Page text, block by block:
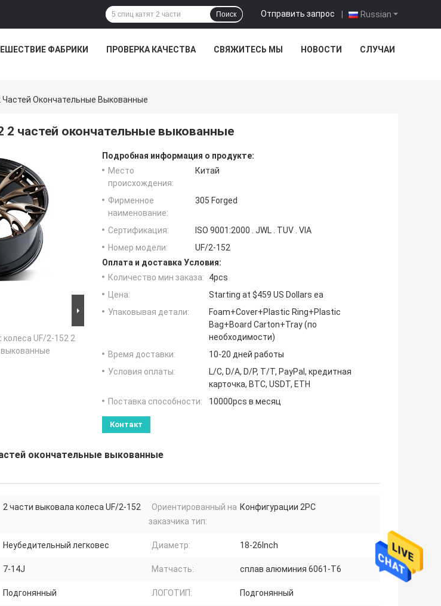
Russian
Отправить запрос |
Поиск
ФАБРИКИ ПРОВЕРКА КАЧЕСТВА СВЯЖИТЕСЬ МЫ НОВОСТИ СЛУЧАИ
Частей Окончательные Выкованные
2 частей окончательные выкованные
колеса UF/2-152 2
Подробная информация о продукте:
Место
происхождения:
Китай
Фирменное
наименование:
305 Forged
Сертификация:
ISO 9001:2000 . JWL . TUV . VIA
Номер модели:
UF/2-152
Оплата и доставка Условия:
Количество мин заказа:
4pcs
Цена:
Starting at $459 US Dollars ea
Упаковывая детали:
Foam+Cover+Plastic Ring+Plastic
Bag+Board Carton+Tray (по
необходимости)
Время доставки:
10-20 дней работы
Условия оплаты:
L/C, D/A, D/P, T/T, PayPal, кредитная
карточка, BTC, USDT, ETH
Поставка способности:
10000pcs в месяц
Контакт
окончательные выкованные
2 части выковала колеса UF/2-152
Ориентированный на
заказчика тип:
Конфигурации 2PC
Неубедительный легковес Диаметр: 18-26Inch
7-14J Матчасть: сплав алюминия 6061-T6
Подгонянный ЛОГОТИП: Подгонянный